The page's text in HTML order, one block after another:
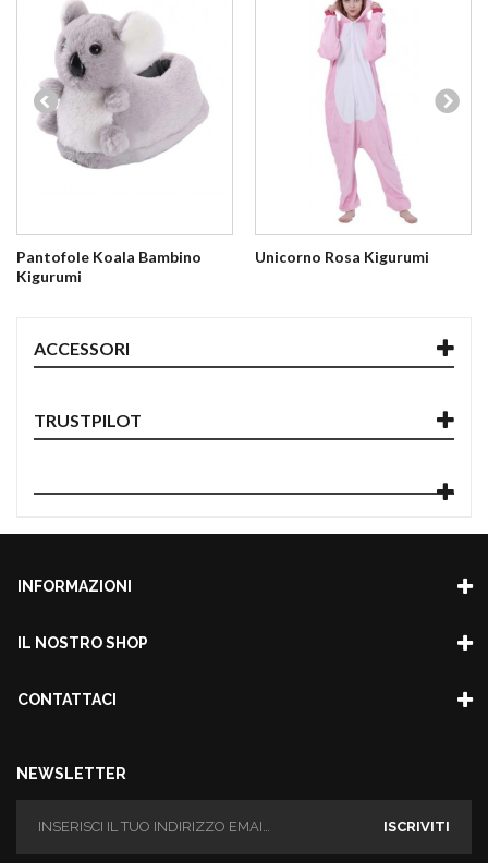
Pantofole Koala Bambino
Kigurumi
Unicorno Rosa Kigurumi
ACCESSORI
TRUSTPILOT
INFORMAZIONI
IL NOSTRO SHOP
CONTATTACI
NEWSLETTER
ISCRIVITI